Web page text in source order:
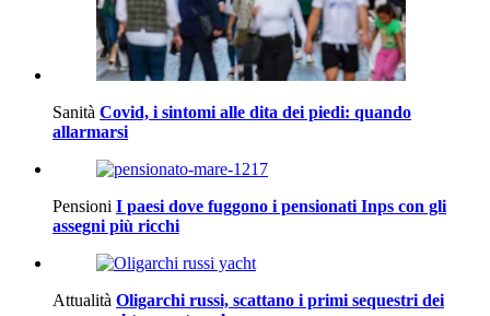
Sanità Covid, i sintomi alle dita dei piedi: quando
allarmarsi
Pensioni I paesi dove fuggono i pensionati Inps con gli
assegni più ricchi
Attualità Oligarchi russi, scattano i primi sequestri dei